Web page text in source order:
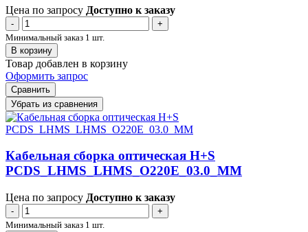
Цена по запросу Доступно к заказу
-
+
Минимальный заказ 1 шт.
В корзину
Товар добавлен в корзину
Оформить запрос
Сравнить
Убрать из сравнения
Кабельная сборка оптическая H+S
PCDS_LHMS_LHMS_O220E_03.0_MM
Цена по запросу Доступно к заказу
-
+
Минимальный заказ 1 шт.